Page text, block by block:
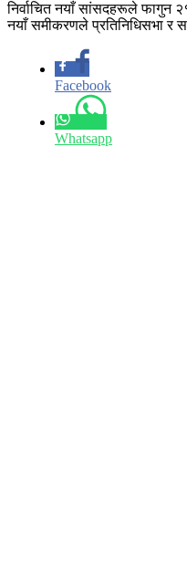
निर्वाचित नयाँ सांसदहरूले फागुन
नयाँ समीकरणले प्रतिनिधिसभा र
Facebook
Whatsapp